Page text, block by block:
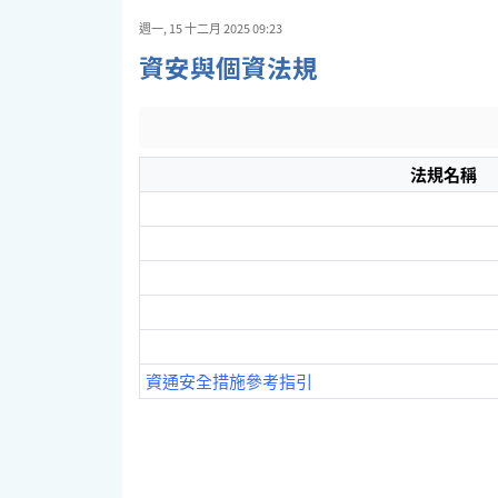
週一, 15 十二月 2025 09:23
資安與個資法規
法規名稱
資通安全措施參考指引